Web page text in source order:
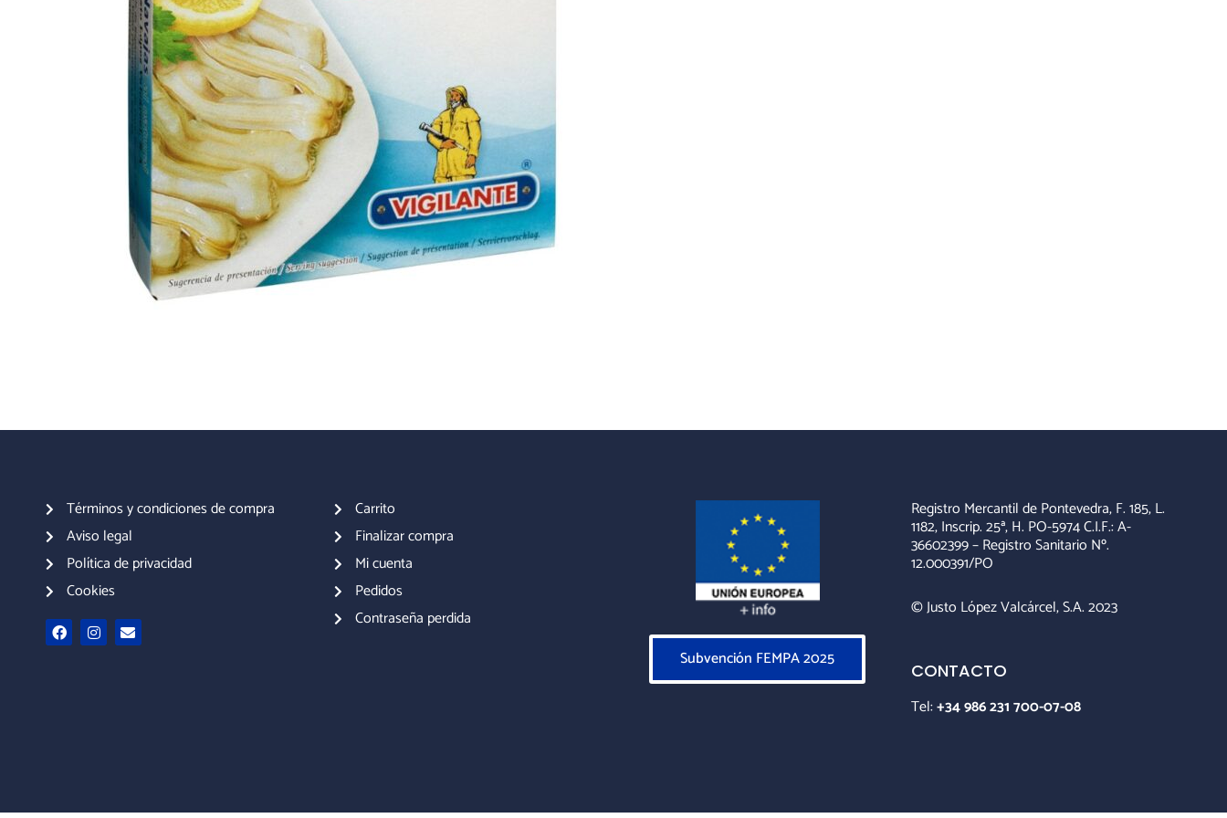
Términos y condiciones de compra
Aviso legal
Política de privacidad
Cookies
F
a
I
n
E
n
Carrito
Finalizar compra
Mi cuenta
Pedidos
Contraseña perdida
Subvención FEMPA 2025
Registro Mercantil de Pontevedra, F. 185, L.
1182, Inscrip. 25ª, H. PO-5974 C.I.F.: A-
36602399 – Registro Sanitario Nº.
12.000391/PO
© Justo López Valcárcel, S.A. 2023
CONTACTO
Tel:+34 986 231 700-07-08